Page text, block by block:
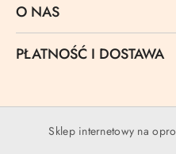
O NAS
PŁATNOŚĆ I DOSTAWA
Sklep internetowy na